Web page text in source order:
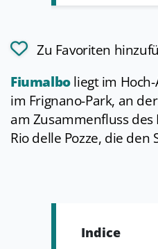
Zu Favoriten
Fiumalboliegt im
im Frignano-Park, an
am Zusammenfluss des
Rio delle Pozze, die den
Indice